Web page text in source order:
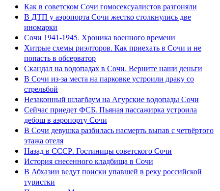
Как в советском Сочи гомосексуалистов разгоняли
В ДТП у аэропорта Сочи жестко столкнулись две
иномарки
Сочи 1941-1945. Хроника военного времени
Хитрые схемы риэлторов. Как приехать в Сочи и не
попасть в обсерватор
Скандал на водопадах в Сочи. Верните наши деньги
В Сочи из-за места на парковке устроили драку со
стрельбой
Незаконный шлагбаум на Агурские водопады Сочи
Сейчас приедет ФСБ. Пьяная пассажирка устроила
дебош в аэропорту Сочи
В Сочи девушка разбилась насмерть выпав с четвёртого
этажа отеля
Назад в СССР. Гостиницы советского Сочи
История снесенного кладбища в Сочи
В Абхазии ведут поиски упавшей в реку российской
туристки